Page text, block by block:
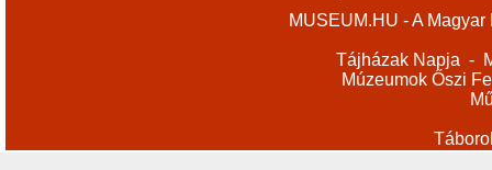
MUSEUM.HU - A
Tájházak Napja -
Múzeumok Őszi